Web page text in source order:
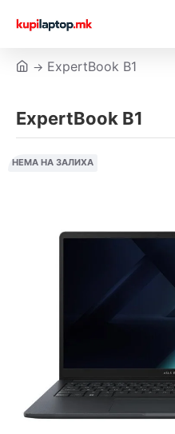
ExpertBook B1
ExpertBook B1
НЕМА НА ЗАЛИХА